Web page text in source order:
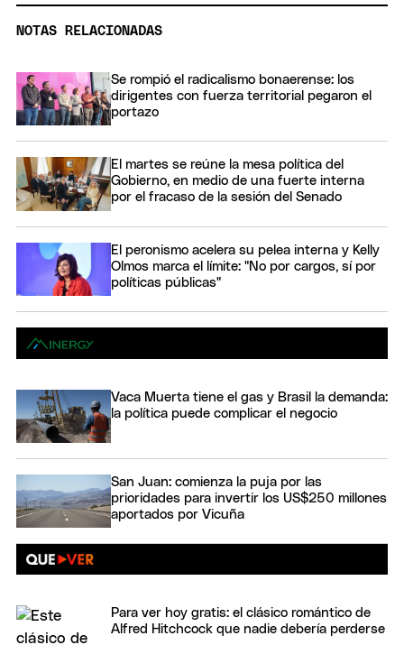
NOTAS RELACIONADAS
Se rompió el radicalismo bonaerense: los
dirigentes con fuerza territorial pegaron el
portazo
El martes se reúne la mesa política del
Gobierno, en medio de una fuerte interna
por el fracaso de la sesión del Senado
El peronismo acelera su pelea interna y Kelly
Olmos marca el límite: "No por cargos, sí por
políticas públicas"
Vaca Muerta tiene el gas y Brasil la demanda:
la política puede complicar el negocio
San Juan: comienza la puja por las
prioridades para invertir los US$250 millones
aportados por Vicuña
Para ver hoy gratis: el clásico romántico de
Alfred Hitchcock que nadie debería perderse